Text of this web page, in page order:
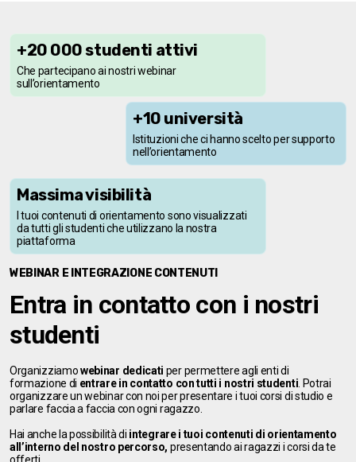
WEBINAR E INTEGRAZIONE CONTENUTI
Entra in contatto con i nostri
studenti
Organizziamowebinar dedicati per permettere agli enti di
formazione di entrare in contatto con tutti i nostri studenti . Potrai
organizzare un webinar con noi per presentare i tuoi corsi di studio e
parlare faccia a faccia con ogni ragazzo.
Hai anche la possibilità di integrare i tuoi contenuti di orientamento
all’interno del nostro percorso, presentando ai ragazzi i corsi da te
offerti.
+20 000 studenti attivi
Che partecipano ai nostri webinar
sull’orientamento
+10 università
Istituzioni che ci hanno scelto per supporto
nell’orientamento
Massima visibilità
I tuoi contenuti di orientamento sono visualizzati
da tutti gli studenti che utilizzano la nostra
piattaforma